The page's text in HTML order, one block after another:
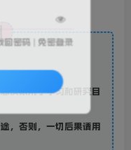
仅限用于学习和研究目
，否则，一切后果请用
回密码 |免密登录